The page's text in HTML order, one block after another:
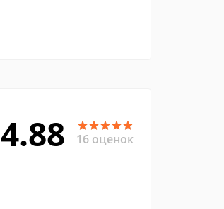
4.88 16 оценок